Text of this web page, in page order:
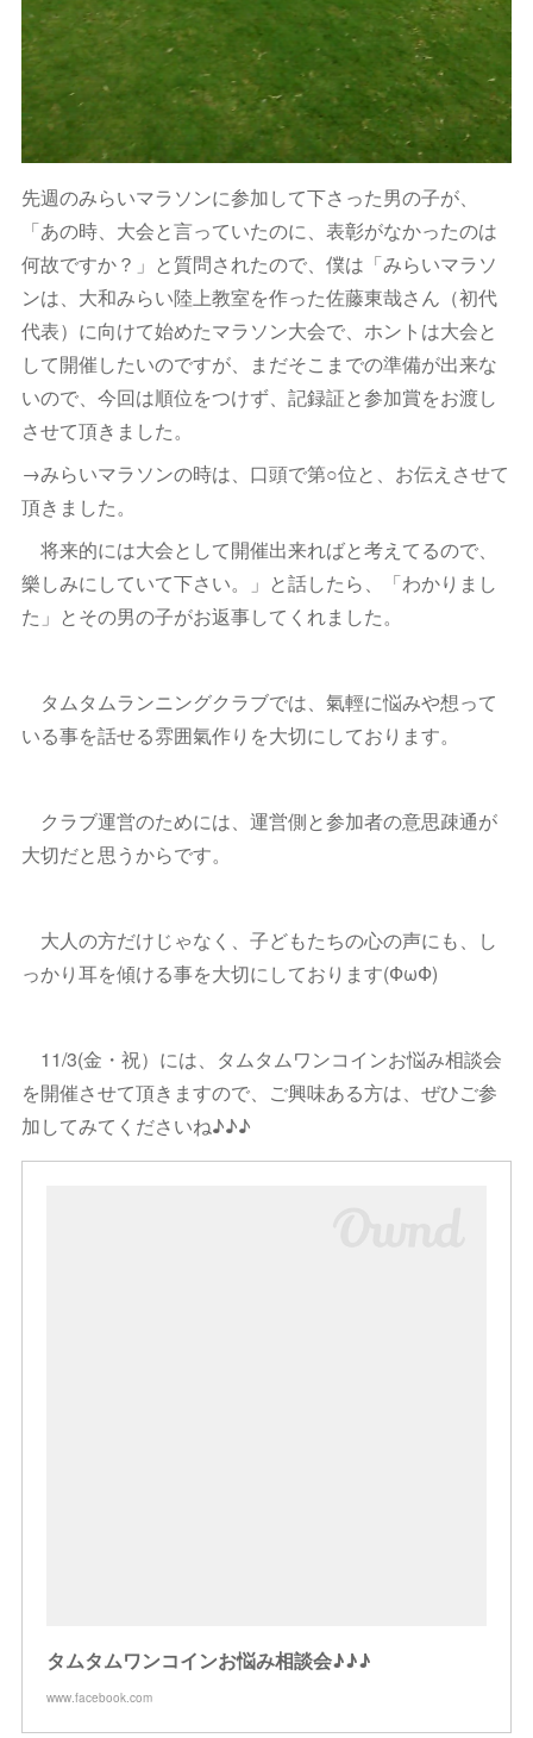
先週のみらいマラソンに参加して下さった男の子が、
「あの時、大会と言っていたのに、表彰がなかったのは
何故ですか？」と質問されたので、僕は「みらいマラソ
ンは、大和みらい陸上教室を作った佐藤東哉さん（初代
代表）に向けて始めたマラソン大会で、ホントは大会と
して開催したいのですが、まだそこまでの準備が出来な
いので、今回は順位をつけず、記録証と参加賞をお渡し
させて頂きました。
→みらいマラソンの時は、口頭で第○位と、お伝えさせて
頂きました。
将来的には大会として開催出来ればと考えてるので、
樂しみにしていて下さい。」と話したら、「わかりまし
た」とその男の子がお返事してくれました。
タムタムランニングクラブでは、氣輕に悩みや想って
いる事を話せる雰囲氣作りを大切にしております。
クラブ運営のためには、運営側と参加者の意思疎通が
大切だと思うからです。
大人の方だけじゃなく、子どもたちの心の声にも、し
っかり耳を傾ける事を大切にしております(ФωФ)
11/3(金・祝）には、タムタムワンコインお悩み相談会
を開催させて頂きますので、ご興味ある方は、ぜひご参
加してみてくださいね♪♪♪
タムタムワンコインお悩み相談会♪♪♪
www.facebook.com